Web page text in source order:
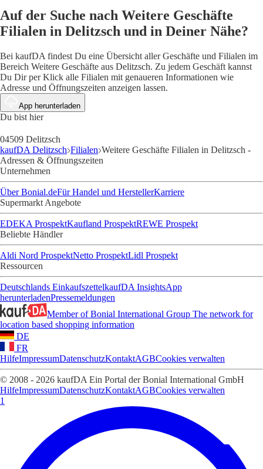
Auf der Suche nach Weitere Geschäfte
Filialen in Delitzsch und in Deiner Nähe?
Bei kaufDA findest Du eine Übersicht aller Geschäfte und Filialen im
Bereich Weitere Geschäfte aus Delitzsch. Zu jedem Geschäft kannst
Du Dir per Klick alle Filialen mit genaueren Informationen wie
Adresse und Öffnungszeiten anzeigen lassen.
App herunterladen
Du bist hier
04509 Delitzsch
kaufDA Delitzsch Filialen Weitere Geschäfte Filialen in Delitzsch -
Adressen & Öffnungszeiten
Unternehmen
Über Bonial.deFür Handel und HerstellerKarriere
Supermarkt Angebote
EDEKA ProspektKaufland ProspektREWE Prospekt
Beliebte Händler
Aldi Nord ProspektNetto ProspektLidl Prospekt
Ressourcen
Deutschlands EinkaufszettelkaufDA InsightsApp
herunterladenPressemeldungen
Member of Bonial International Group The network for
location based shopping information
DE
FR
HilfeImpressumDatenschutzKontaktAGBCookies verwalten
© 2008 - 2026 kaufDA Ein Portal der Bonial International GmbH
HilfeImpressumDatenschutzKontaktAGBCookies verwalten
1